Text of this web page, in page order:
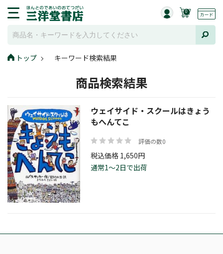
0
トップ キーワード検索結果
商品検索結果
ウェイサイド・スクールはきょう
もへんてこ
評価の数0
税込価格 1,650円
通常1～2日で出荷